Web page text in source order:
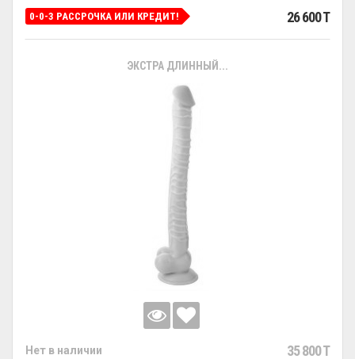
0-0-3 РАССРОЧКА ИЛИ КРЕДИТ! 26 600 T
ЭКСТРА ДЛИННЫЙ...
Нет в наличии 35 800 T